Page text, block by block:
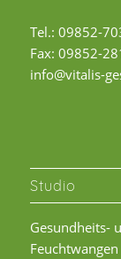
Tel.: 09852-
Fax: 09852-
info@vitalis-
Studio
Gesundheits-
Feuchtwangen